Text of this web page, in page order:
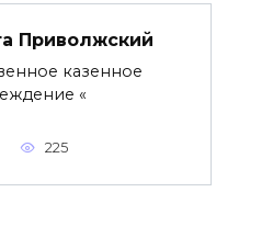
Приволжский
казенное
«
225